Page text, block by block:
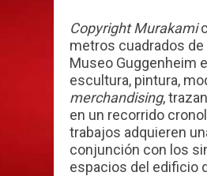
Copyright Murakami
metros cuadrados de
Museo Guggenheim
escultura, pintura,
merchandising,
en un recorrido
trabajos adquieren
conjunción con los
espacios del edificio